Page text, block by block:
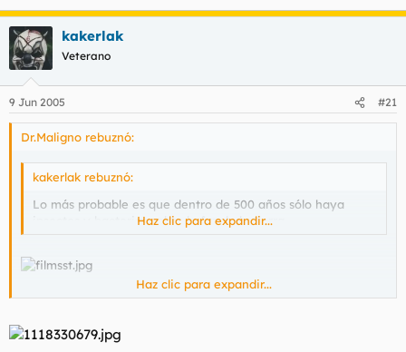
kakerlak
Veterano
9 Jun 2005 #21
Dr.Maligno rebuznó:
kakerlak rebuznó:
Lo más probable es que dentro de 500 años sólo haya
insectos y bacterias sobre la faz de la tierra.
Haz clic para expandir...
Haz clic para expandir...